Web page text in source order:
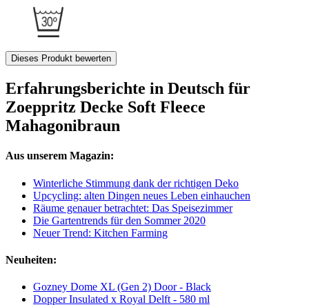
Dieses Produkt bewerten
Erfahrungsberichte in Deutsch für
Zoeppritz Decke Soft Fleece
Mahagonibraun
Aus unserem Magazin:
Winterliche Stimmung dank der richtigen Deko
Upcycling: alten Dingen neues Leben einhauchen
Räume genauer betrachtet: Das Speisezimmer
Die Gartentrends für den Sommer 2020
Neuer Trend: Kitchen Farming
Neuheiten:
Gozney Dome XL (Gen 2) Door - Black
Dopper Insulated x Royal Delft - 580 ml